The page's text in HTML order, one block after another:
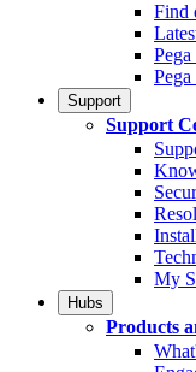
Find
Support
Support
My
Hubs
Products